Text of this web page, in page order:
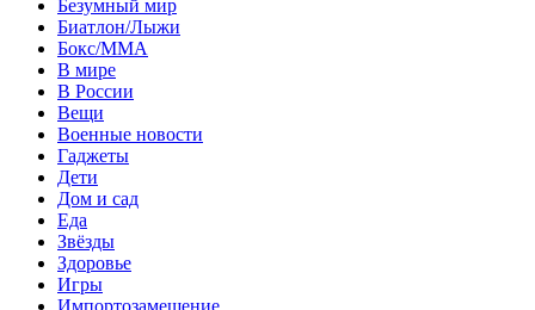
Безумный мир
Биатлон/Лыжи
Бокс/MMA
В мире
В России
Вещи
Военные новости
Гаджеты
Дети
Дом и сад
Еда
Звёзды
Здоровье
Игры
Импортозамещение